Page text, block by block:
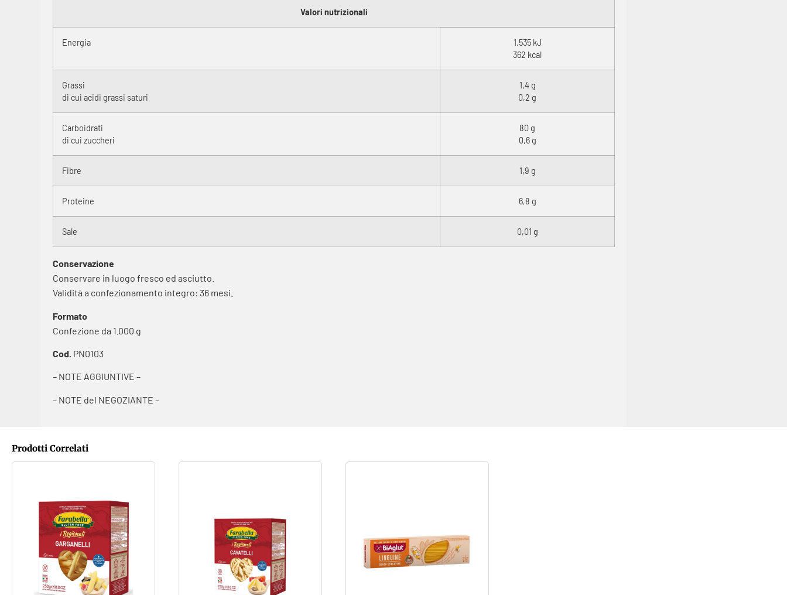
Valori nutrizionali
Energia
1.535 kJ
362 kcal
Grassi
di cui acidi grassi saturi
1,4 g
0,2 g
Carboidrati
di cui zuccheri
80 g
0,6 g
Fibre 1,9 g
Proteine 6,8 g
Sale 0,01 g
Conservazione
Conservare in luogo fresco ed asciutto.
Validità a confezionamento integro: 36 mesi.
Formato
Confezione da 1.000 g
Cod. PN0103
– NOTE AGGIUNTIVE –
– NOTE del NEGOZIANTE –
Prodotti Correlati